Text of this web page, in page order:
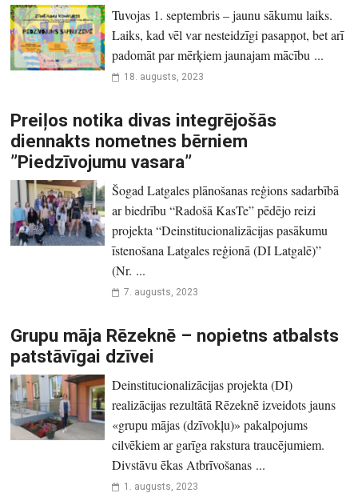
Tuvojas 1. septembris – jaunu sākumu laiks.
Laiks, kad vēl var nesteidzīgi pasapņot, bet arī
padomāt par mērķiem jaunajam mācību ...
18. augusts, 2023
Preiļos notika divas integrējošās
diennakts nometnes bērniem
”Piedzīvojumu vasara”
Šogad Latgales plānošanas reģions sadarbībā
ar biedrību “Radošā KasTe” pēdējo reizi
projekta “Deinstitucionalizācijas pasākumu
īstenošana Latgales reģionā (DI Latgalē)”
(Nr. ...
7. augusts, 2023
Grupu māja Rēzeknē – nopietns atbalsts
patstāvīgai dzīvei
Deinstitucionalizācijas projekta (DI)
realizācijas rezultātā Rēzeknē izveidots ­jauns
«grupu mājas (dzīvokļu)» pakalpojums
cilvēkiem ar garīga rakstura traucējumiem.
Divstāvu ēkas Atbrīvošanas ...
1. augusts, 2023